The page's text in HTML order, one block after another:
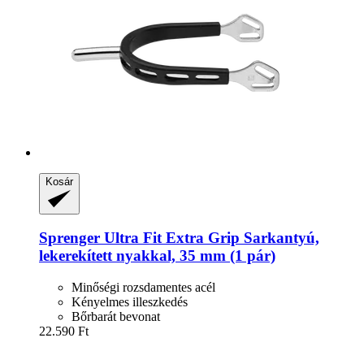
Kosár
Sprenger Ultra Fit Extra Grip Sarkantyú,
lekerekített nyakkal, 35 mm (1 pár)
Minőségi rozsdamentes acél
Kényelmes illeszkedés
Bőrbarát bevonat
22.590 Ft